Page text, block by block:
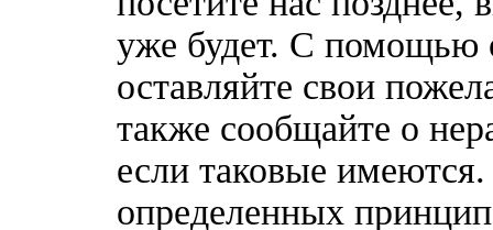
уже будет. С помощью
оставляйте свои
также сообщайте о
если таковые
определенных